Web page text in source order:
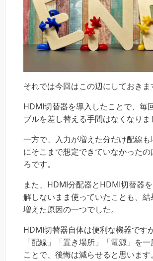
それでは今回はこの辺にしておきま
HDMI切替器を導入したことで、毎
ブルを差し替える手間はなくなりま
一方で、入力が増えた分だけ配線
にそこまで想定できていなかったの
ろです。
また、HDMI分配器とHDMI切替器
解しないまま使っていたことも、
増えた原因の一つでした。
HDMI切替器自体は便利な機器です
「配線」「置き場所」「電源」を一
ことで、後悔は減らせると思います。